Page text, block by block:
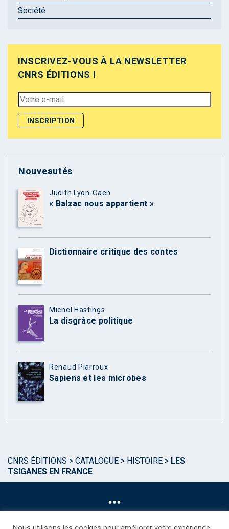
Société
INSCRIVEZ-VOUS À LA NEWSLETTER
CNRS ÉDITIONS !
Nouveautés
Judith Lyon-Caen
« Balzac nous appartient »
Dictionnaire critique des contes
Michel Hastings
La disgrâce politique
Renaud Piarroux
Sapiens et les microbes
CNRS ÉDITIONS > CATALOGUE > HISTOIRE > LES
TSIGANES EN FRANCE